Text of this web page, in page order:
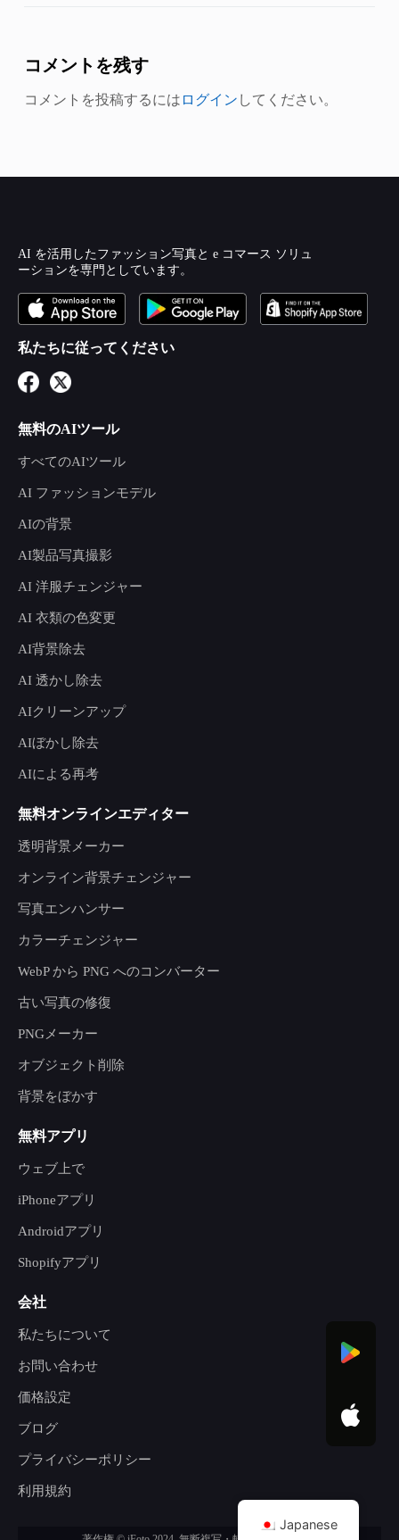
コメントを残す
コメントを投稿するには ログイン してください。
AI を活用したファッション写真と e コマース ソリュ
ーションを専門としています。
私たちに従ってください
無料のAIツール
すべてのAIツール
AI ファッションモデル
AIの背景
AI製品写真撮影
AI 洋服チェンジャー
AI 衣類の色変更
AI背景除去
AI 透かし除去
AIクリーンアップ
AIぼかし除去
AIによる再考
無料オンラインエディター
透明背景メーカー
オンライン背景チェンジャー
写真エンハンサー
カラーチェンジャー
WebP から PNG へのコンバーター
古い写真の修復
PNGメーカー
オブジェクト削除
背景をぼかす
無料アプリ
ウェブ上で
iPhoneアプリ
Androidアプリ
Shopifyアプリ
会社
私たちについて
お問い合わせ
価格設定
ブログ
プライバシーポリシー
利用規約
Japanese